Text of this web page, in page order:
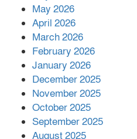
পর ফোন
May 2026
April 2026
March 2026
February 2026
January 2026
December 2025
November 2025
October 2025
September 2025
August 2025